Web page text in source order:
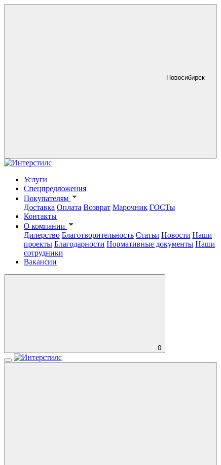
Новосибирск
Услуги
Спецпредложения
Покупателям
Доставка Оплата Возврат Марочник ГОСТы
Контакты
О компании
Дилерство Благотворительность Статьи Новости Наши
проекты Благодарности Нормативные документы Наши
сотрудники
Вакансии
0